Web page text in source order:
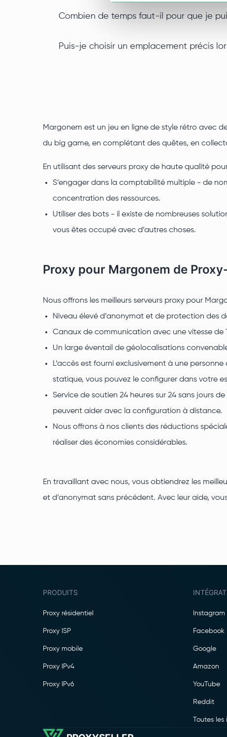
Combien de temps faut-il pour que je
Puis-je choisir un emplacement précis
Margonem est un jeu en ligne de style rétro avec
du big game, en complétant des quêtes, en
En utilisant des serveurs proxy de haute qualité
S’engager dans la comptabilité multiple - de
concentration des ressources.
Utiliser des bots - il existe de nombreuses
vous êtes occupé avec d’autres choses.
Proxy pour Margonem de
Nous offrons les meilleurs serveurs proxy pour
Niveau élevé d’anonymat et de protection des
Canaux de communication avec une vitesse de
Un large éventail de géolocalisations
L’accès est fourni exclusivement à une
statique, vous pouvez le configurer dans votre
Service de soutien 24 heures sur 24 sans jours
peuvent aider avec la configuration à distance.
Nous offrons à nos clients des réductions
réaliser des économies considérables.
En travaillant avec nous, vous obtiendrez les
et d’anonymat sans précédent. Avec leur aide,
PRODUITS
Proxy résidentiel
Proxy ISP
Proxy mobile
Proxy IPv4
Proxy IPv6
Instagram
Facebook
Google
Amazon
YouTube
Reddit
Toutes